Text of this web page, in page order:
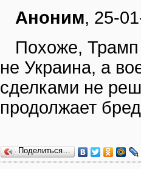
Аноним, 25-
Похоже, Трамп
не Украина, а
сделками не
продолжает
Поделиться…